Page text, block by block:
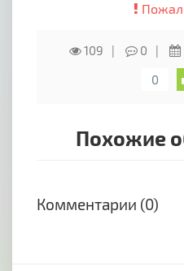
109 0
0
Похожие
Комментарии (0)